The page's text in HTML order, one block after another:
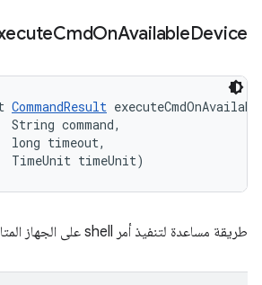
CmdOnAvailableDevice
CommandResult
String command,
long timeout,
TimeUnit timeUnit)
طريقة مساعدة لتنفيذ أمر shell على الجهاز المتاح.